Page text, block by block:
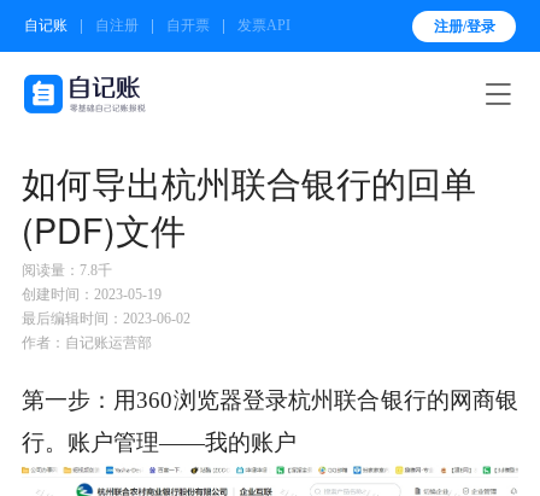
自记账 自注册 自开票 发票API 注册/登录

如何导出杭州联合银行的回单
(PDF)文件
阅读量：7.8千
创建时间：2023-05-19
最后编辑时间：2023-06-02
作者：自记账运营部
第一步：用360浏览器登录杭州联合银行的网商银
行。账户管理——我的账户